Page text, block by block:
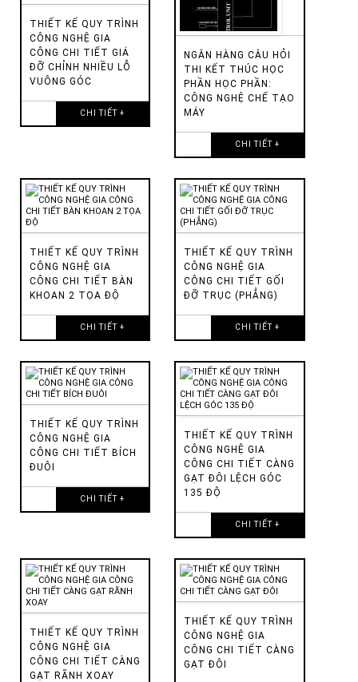
THIẾT KẾ QUY TRÌNH
CÔNG NGHỆ GIA
CÔNG CHI TIẾT GIÁ
ĐỠ CHỈNH NHIỀU LỖ
VUÔNG GÓC
CHI TIẾT +
NGÂN HÀNG CÂU HỎI
THI KẾT THÚC HỌC
PHẦN HỌC PHẦN:
CÔNG NGHỆ CHẾ TẠO
MÁY
CHI TIẾT +
THIẾT KẾ QUY TRÌNH
CÔNG NGHỆ GIA
CÔNG CHI TIẾT BÀN
KHOAN 2 TỌA ĐỘ
CHI TIẾT +
THIẾT KẾ QUY TRÌNH
CÔNG NGHỆ GIA
CÔNG CHI TIẾT GỐI
ĐỠ TRỤC (PHẲNG)
CHI TIẾT +
THIẾT KẾ QUY TRÌNH
CÔNG NGHỆ GIA
CÔNG CHI TIẾT BÍCH
ĐUÔI
CHI TIẾT +
THIẾT KẾ QUY TRÌNH
CÔNG NGHỆ GIA
CÔNG CHI TIẾT CÀNG
GẠT ĐÔI LỆCH GÓC
135 ĐỘ
CHI TIẾT +
THIẾT KẾ QUY TRÌNH
CÔNG NGHỆ GIA
CÔNG CHI TIẾT CÀNG
GẠT RÃNH XOAY
THIẾT KẾ QUY TRÌNH
CÔNG NGHỆ GIA
CÔNG CHI TIẾT CÀNG
GẠT ĐÔI